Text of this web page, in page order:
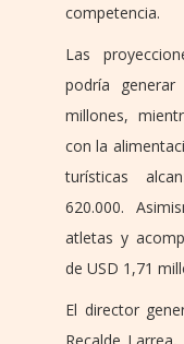
competencia.
Las
podría
millones,
con la
turísticas
620.000.
atletas y
de USD 1,71
El director